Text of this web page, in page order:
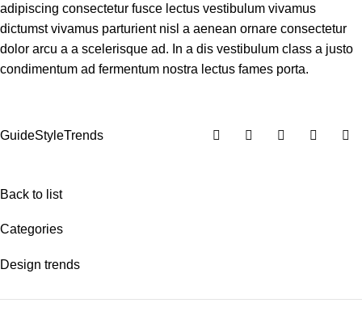
adipiscing consectetur fusce lectus vestibulum vivamus
dictumst vivamus parturient nisl a aenean ornare consectetur
dolor arcu a a scelerisque ad. In a dis vestibulum class a justo
condimentum ad fermentum nostra lectus fames porta.
GuideStyleTrends
Back to list
Categories
Design trends